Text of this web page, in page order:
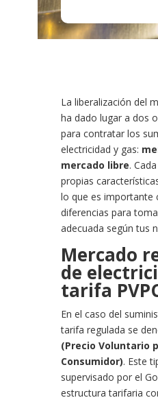
La liberalización del
ha dado lugar a dos
para contratar los
electricidad y gas:
mercado libre.
propias
lo que es importante
diferencias para
adecuada según tus
Mercado
de
tarifa
En el caso del
tarifa regulada se
(Precio Voluntario
Consumidor). Este
supervisado por el
estructura tarifaria